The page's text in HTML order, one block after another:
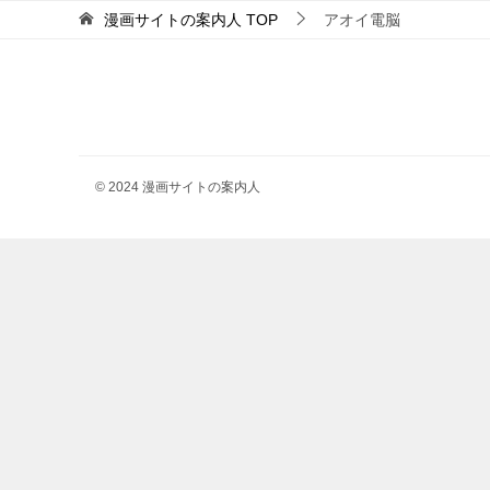
漫画サイトの案内人 TOP アオイ電脳
© 2024 漫画サイトの案内人